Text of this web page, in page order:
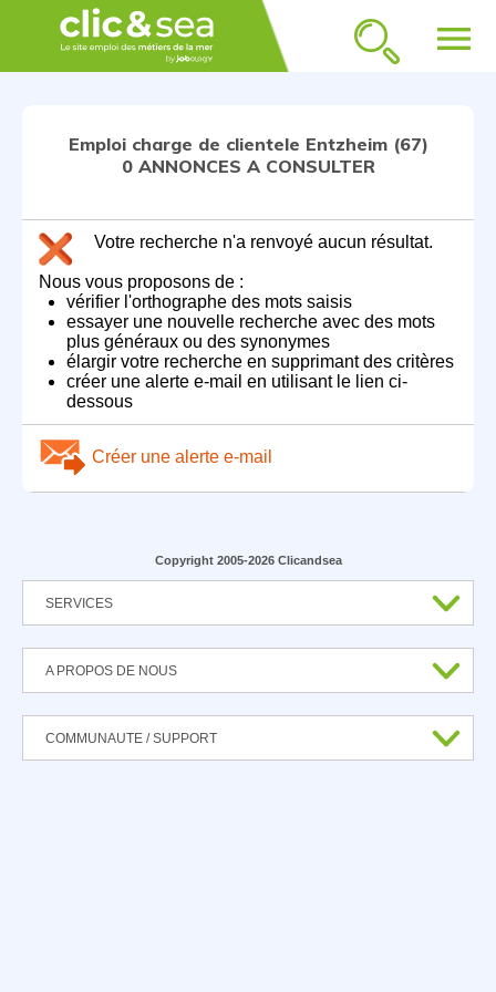
menu
Emploi charge de clientele Entzheim (67)
0 ANNONCES A CONSULTER
Votre recherche n'a renvoyé aucun résultat.
Nous vous proposons de :
vérifier l'orthographe des mots saisis
essayer une nouvelle recherche avec des mots
plus généraux ou des synonymes
élargir votre recherche en supprimant des critères
créer une alerte e-mail en utilisant le lien ci-
dessous
Créer une alerte e-mail
Copyright 2005-2026 Clicandsea
SERVICES
A PROPOS DE NOUS
COMMUNAUTE / SUPPORT